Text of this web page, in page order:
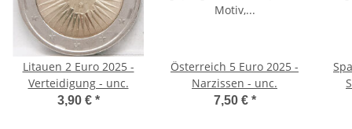
Litauen 2 Euro 2025 -
Verteidigung - unc.
3,90 € *
Österreich 5 Euro 2025 -
Narzissen - unc.
7,50 € *